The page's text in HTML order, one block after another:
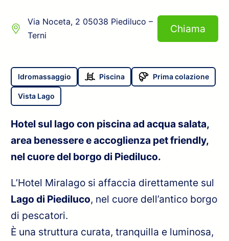
Via Noceta, 2 05038 Piediluco –
Terni
Chiama
Idromassaggio Piscina Prima colazione
Vista Lago
Hotel sul lago con piscina ad acqua salata,
area benessere e accoglienza pet friendly,
nel cuore del borgo di Piediluco.
L’Hotel Miralago si affaccia direttamente sul
Lago di Piediluco, nel cuore dell’antico borgo
di pescatori.
È una struttura curata, tranquilla e luminosa,